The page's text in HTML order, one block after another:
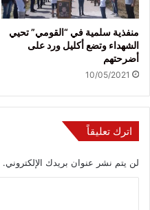
منفذية سلمية في “القومي” تحيي
الشهداء وتضع أكليل ورد على
أضرحتهم
10/05/2021
اترك تعليقاً
لن يتم نشر عنوان بريدك الإلكتروني.